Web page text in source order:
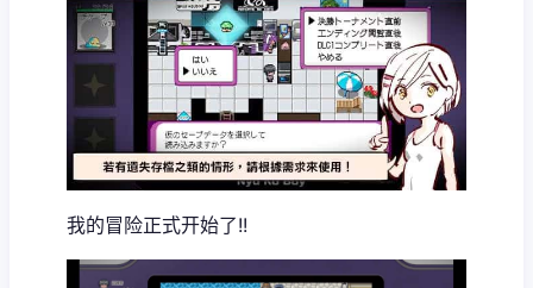
我的冒险正式开始了!!